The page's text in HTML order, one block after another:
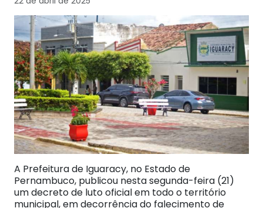
A Prefeitura de Iguaracy, no Estado de
Pernambuco, publicou nesta segunda-feira (21)
um decreto de luto oficial em todo o território
municipal, em decorrência do falecimento de